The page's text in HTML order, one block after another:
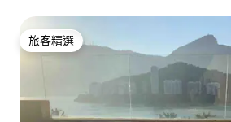
旅客精選
旅客精選